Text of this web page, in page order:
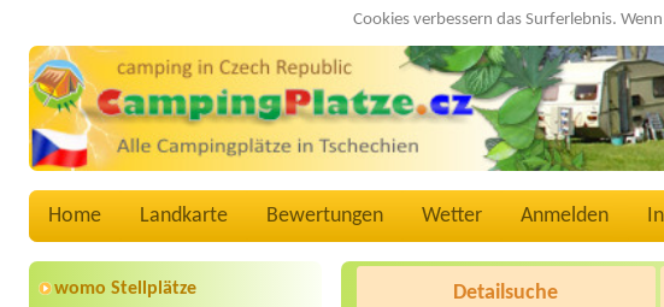
Cookies verbessern das Surferlebnis.
Home Landkarte Bewertungen Wetter Anmelden
womo Stellplätze
Detailsuche